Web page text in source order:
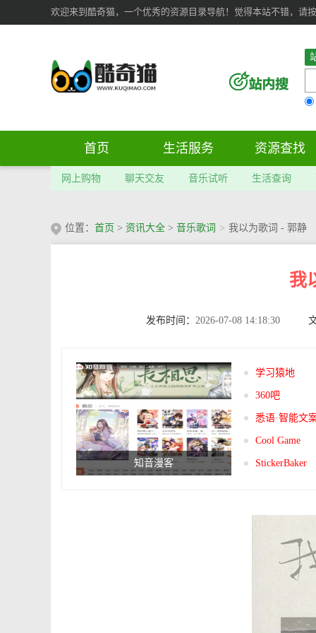
欢迎来到酷奇猫，一个优秀的资源目录导航！觉得本站不错，请
首页 生活服务 资源查找
网上购物 聊天交友 音乐试听 生活查询
位置： 首页 > 资讯大全 > 音乐歌词 > 我以为歌词 - 郭静
我
发布时间： 2026-07-08 14:18:30
知音漫客
学习猿地
360吧
悉语·智能文
Cool Game
StickerBaker